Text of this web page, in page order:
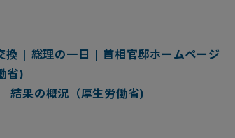
換 | 総理の一日 | 首相官邸ホームページ
省)
結果の概況（厚生労働省)